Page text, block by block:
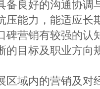
备良好的沟通协调
压能力，能适应长
碑营销有较强的认
的目标及职业方向
区域内的营销及对